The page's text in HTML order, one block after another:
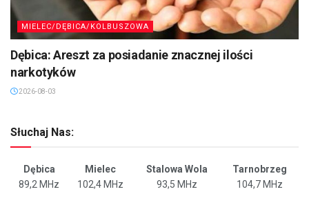
MIELEC/DĘBICA/KOLBUSZOWA
Dębica: Areszt za posiadanie znacznej ilości
narkotyków
2026-08-03
Słuchaj Nas:
Dębica Mielec Stalowa Wola
Tarnobrzeg
89,2 MHz
102,4 MHz 93,5 MHz 104,7 MHz